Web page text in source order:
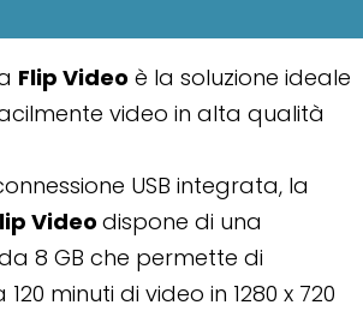
Flip Video è la soluzione ideale
video in alta qualità
USB integrata, la
Video dispone di una
8 GB che permette di
minuti di video in 1280 x 720